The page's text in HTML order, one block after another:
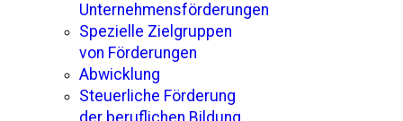
Unternehmensförderungen
Spezielle Zielgruppen
von Förderungen
Abwicklung
Steuerliche Förderung
der beruflichen Bildung